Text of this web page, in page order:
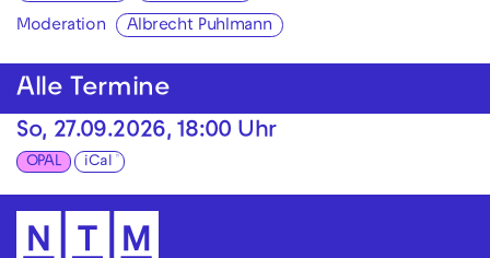
Moderation Albrecht Puhlmann
Alle Termine
So, 27.09.2026, 18:00 Uhr
OPAL iCal